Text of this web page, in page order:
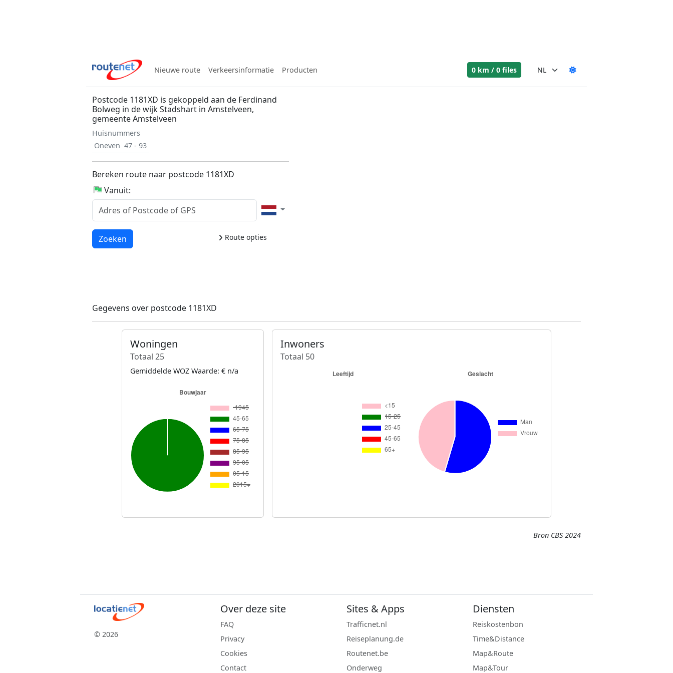
Nieuwe route Verkeersinformatie Producten 0 km / 0 files
Postcode 1181XD is gekoppeld aan de Ferdinand
Bolweg in de wijk Stadshart in Amstelveen,
gemeente Amstelveen
Huisnummers
Oneven 47 - 93
Bereken route naar postcode 1181XD
Vanuit:
Route opties
Laden...
Zoeken
Gegevens over postcode 1181XD
Woningen
Totaal 25
Gemiddelde WOZ Waarde: € n/a
Inwoners
Totaal 50
Bron CBS 2024
© 2026
Over deze site
FAQ
Privacy
Cookies
Contact
Sites & Apps
Trafficnet.nl
Reiseplanung.de
Routenet.be
Onderweg
Diensten
Reiskostenbon
Time&Distance
Map&Route
Map&Tour